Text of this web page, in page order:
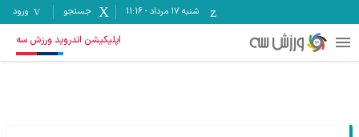
شنبه ۱۷ مرداد -
11:16 جستجو ورود
اپلیکیشن اندروید ورزش سه